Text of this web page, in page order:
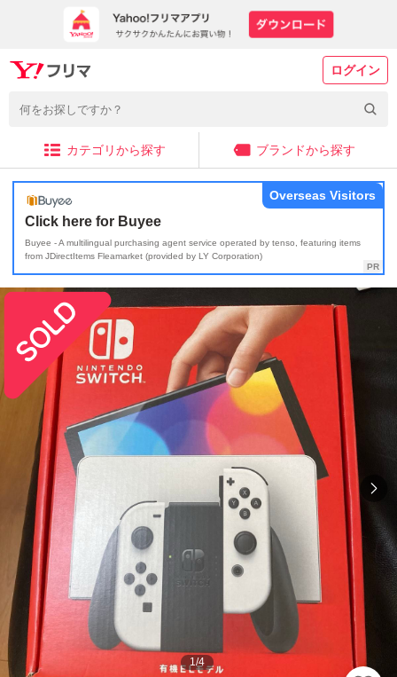
ログイン
カテゴリから探す ブランドから探す
Click here for Buyee
Buyee - A multilingual purchasing agent service operated by tenso, featuring items
from JDirectItems Fleamarket (provided by LY Corporation)
Overseas Visitors
1/4